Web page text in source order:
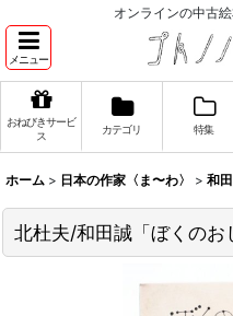
オンラインの中古
メニュー
おねびきサービ
ス
カテゴリ 特集
ホーム > 日本の作家〈ま〜わ〉 > 和
北杜夫/和田誠「ぼくのお